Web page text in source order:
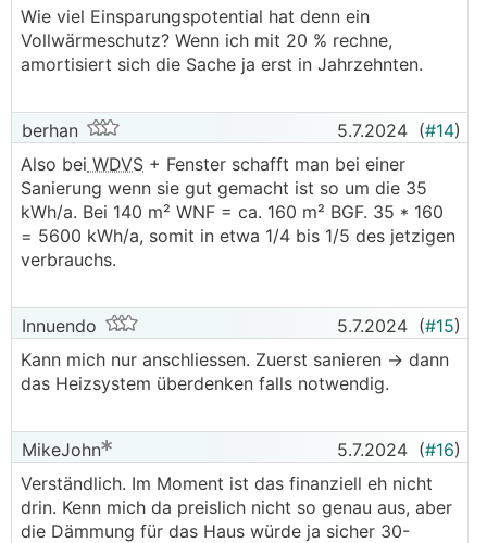
Wie viel Einsparungspotential hat denn ein
Vollwärmeschutz? Wenn ich mit 20 % rechne,
amortisiert sich die Sache ja erst in Jahrzehnten.
berhan 5.7.2024 (#14)
Also bei WDVS + Fenster schafft man bei einer
Sanierung wenn sie gut gemacht ist so um die 35
kWh/a. Bei 140 m² WNF = ca. 160 m² BGF. 35 * 160
= 5600 kWh/a, somit in etwa 1/4 bis 1/5 des jetzigen
verbrauchs.
Innuendo 5.7.2024 (#15)
Kann mich nur anschliessen. Zuerst sanieren -> dann
das Heizsystem überdenken falls notwendig.
MikeJohn 5.7.2024 (#16)
Verständlich. Im Moment ist das finanziell eh nicht
drin. Kenn mich da preislich nicht so genau aus, aber
die Dämmung für das Haus würde ja sicher 30-